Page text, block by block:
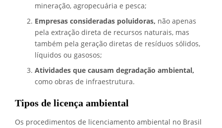
mineração, agropecuária e pesca;
Empresas consideradas poluidoras, não apenas
pela extração direta de recursos naturais, mas
também pela geração diretas de resíduos sólidos,
líquidos ou gasosos;
Atividades que causam degradação ambiental,
como obras de infraestrutura.
Tipos de licença ambiental
Os procedimentos de licenciamento ambiental no Brasil